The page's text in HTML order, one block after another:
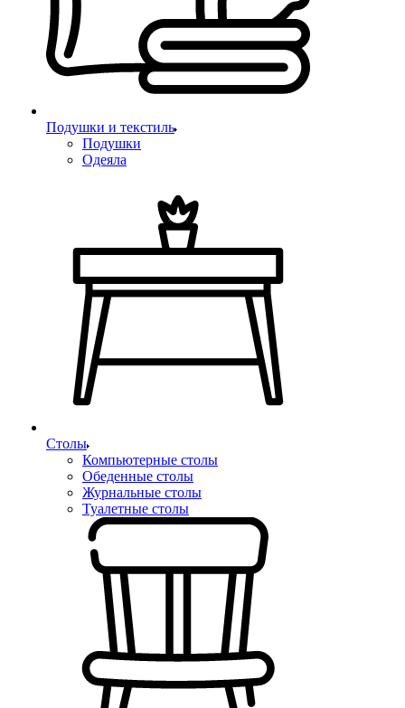
Подушки и текстиль
Подушки
Одеяла
Столы
Компьютерные столы
Обеденные столы
Журнальные столы
Туалетные столы